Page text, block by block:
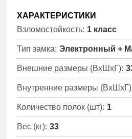
ХАРАКТЕРИСТИКИ
Взломостойкость: 1 класс
Тип замка: Электронный +
Внешние размеры (ВхШхГ):
Внутренние размеры
Количество полок (шт): 1
Вес (кг): 33